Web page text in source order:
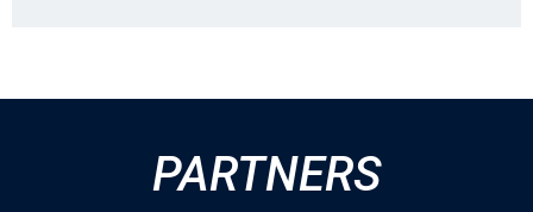
PARTNERS